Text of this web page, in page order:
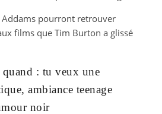
Addams pourront retrouver
films que Tim Burton a glissé
quand : tu veux une
ambiance teenage
noir